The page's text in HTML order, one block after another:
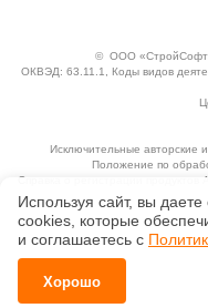
© ООО
ОКВЭД: 63.11.1, Коды видов
Исключительные авторские
Положение по
Справка о регистрации продуктов
Используя сайт, вы
сооkiеs, которые
и соглашаетесь с
Хорошо